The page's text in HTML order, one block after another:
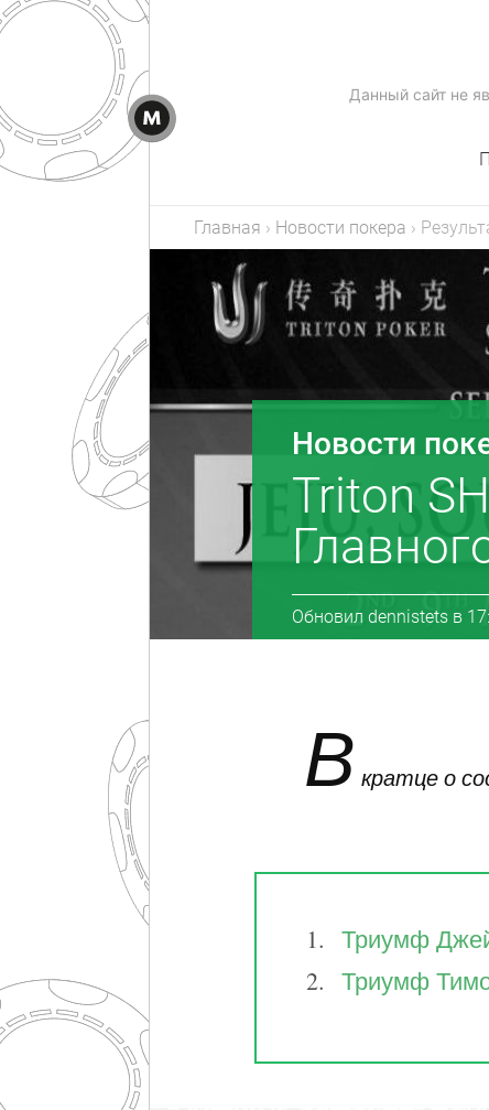
Данный сайт не
Главная › Новости покера ›
Новости
Triton
Обновил dennistets в
В кратце о
Триумф
Триумф